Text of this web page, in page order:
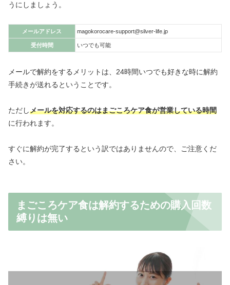
うにしましょう。
メールアドレス magokorocare-support@silver-life.jp
受付時間 いつでも可能
メールで解約をするメリットは、24時間いつでも好きな時に解約
手続きが送れるということです。
ただしメールを対応するのはまごころケア食が営業している時間
に行われます。
すぐに解約が完了するという訳ではありませんので、ご注意くだ
さい。
まごころケア食は解約するための購入回数
縛りは無い